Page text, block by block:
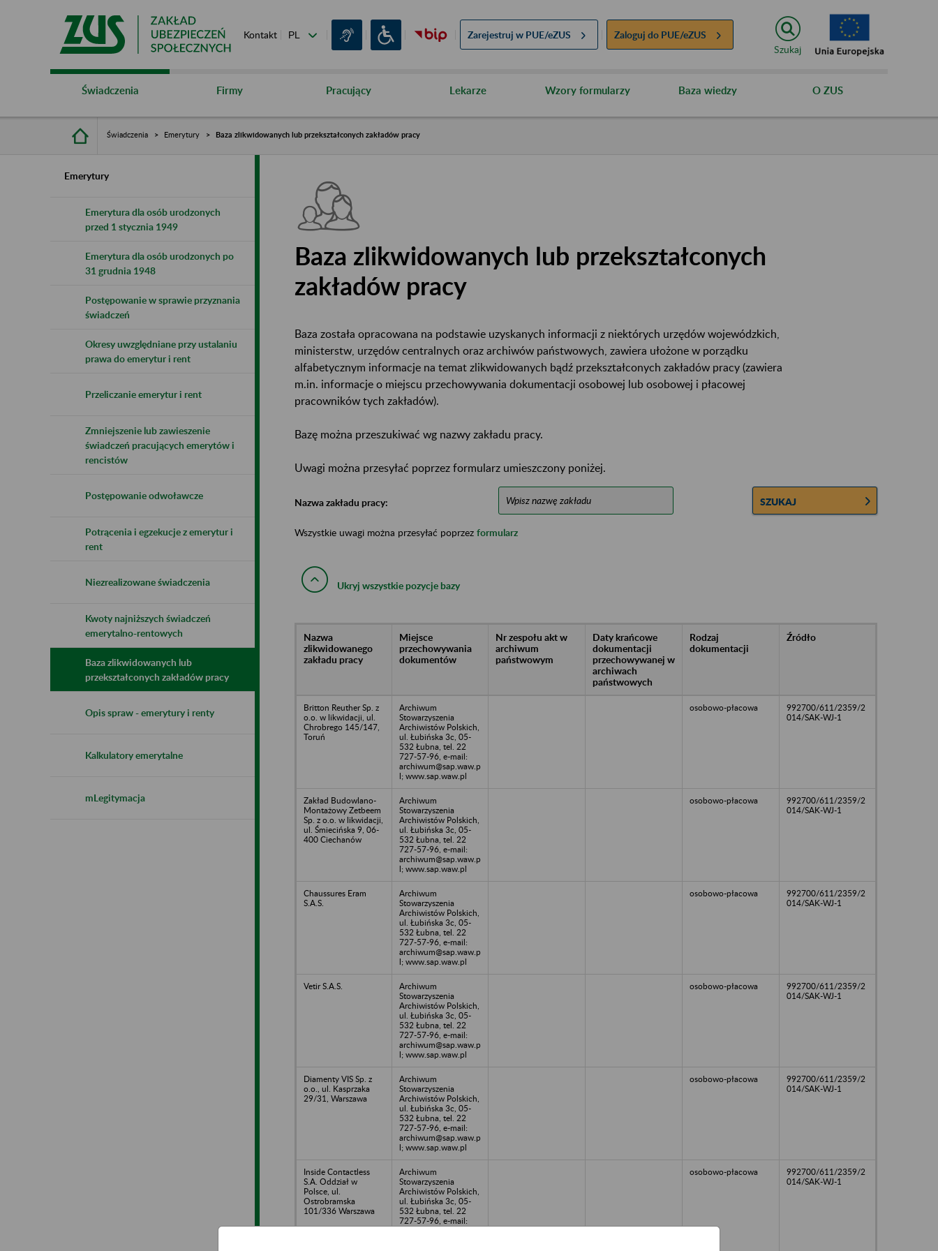
Kontakt Zarejestruj w PUE/eZUS Zaloguj do PUE/eZUS
Szukaj
Świadczenia Firmy Pracujący Lekarze Wzory formularzy Baza wiedzy O ZUS
Świadczenia Emerytury Baza zlikwidowanych lub przekształconych zakładów pracy
Emerytury
Emerytura dla osób urodzonych
przed 1 stycznia 1949
Emerytura dla osób urodzonych po
31 grudnia 1948
Postępowanie w sprawie przyznania
świadczeń
Okresy uwzględniane przy ustalaniu
prawa do emerytur i rent
Przeliczanie emerytur i rent
Zmniejszenie lub zawieszenie
świadczeń pracujących emerytów i
rencistów
Postępowanie odwoławcze
Potrącenia i egzekucje z emerytur i
rent
Niezrealizowane świadczenia
Kwoty najniższych świadczeń
emerytalno-rentowych
Baza zlikwidowanych lub
przekształconych zakładów pracy
Opis spraw - emerytury i renty
Kalkulatory emerytalne
mLegitymacja
Baza zlikwidowanych lub przekształconych
zakładów pracy
Baza została opracowana na podstawie uzyskanych informacji z niektórych urzędów wojewódzkich,
ministerstw, urzędów centralnych oraz archiwów państwowych, zawiera ułożone w porządku
alfabetycznym informacje na temat zlikwidowanych bądź przekształconych zakładów pracy (zawiera
m.in. informacje o miejscu przechowywania dokumentacji osobowej lub osobowej i płacowej
pracowników tych zakładów).
Bazę można przeszukiwać wg nazwy zakładu pracy.
Uwagi można przesyłać poprzez formularz umieszczony poniżej.
Nazwa zakładu pracy: SZUKAJ
Wszystkie uwagi można przesyłać poprzez formularz
Ukryj wszystkie pozycje bazy
Nazwa
zlikwidowanego
zakładu pracy
Miejsce
przechowywania
dokumentów
Nr zespołu akt w
archiwum
państwowym
Daty krańcowe
dokumentacji
przechowywanej w
archiwach
państwowych
Rodzaj
dokumentacji
Źródło
Britton Reuther Sp. z
o.o. w likwidacji, ul.
Chrobrego 145/147,
Toruń
Archiwum
Stowarzyszenia
Archiwistów Polskich,
ul. Łubińska 3c, 05-
532 Łubna, tel. 22
727-57-96, e-mail:
archiwum@sap.waw.p
l; www.sap.waw.pl
osobowo-płacowa
992700/611/2359/2
014/SAK-WJ-1
Zakład Budowlano-
Montażowy Zetbeem
Sp. z o.o. w likwidacji,
ul. Śmiecińska 9, 06-
400 Ciechanów
Archiwum
Stowarzyszenia
Archiwistów Polskich,
ul. Łubińska 3c, 05-
532 Łubna, tel. 22
727-57-96, e-mail:
archiwum@sap.waw.p
l; www.sap.waw.pl
osobowo-płacowa
992700/611/2359/2
014/SAK-WJ-1
Chaussures Eram
S.A.S.
Archiwum
Stowarzyszenia
Archiwistów Polskich,
ul. Łubińska 3c, 05-
532 Łubna, tel. 22
727-57-96, e-mail:
archiwum@sap.waw.p
l; www.sap.waw.pl
osobowo-płacowa
992700/611/2359/2
014/SAK-WJ-1
Vetir S.A.S.
Archiwum
Stowarzyszenia
Archiwistów Polskich,
ul. Łubińska 3c, 05-
532 Łubna, tel. 22
727-57-96, e-mail:
archiwum@sap.waw.p
l; www.sap.waw.pl
osobowo-płacowa
992700/611/2359/2
014/SAK-WJ-1
Diamenty VIS Sp. z
o.o., ul. Kasprzaka
29/31, Warszawa
Archiwum
Stowarzyszenia
Archiwistów Polskich,
ul. Łubińska 3c, 05-
532 Łubna, tel. 22
727-57-96, e-mail:
archiwum@sap.waw.p
l; www.sap.waw.pl
osobowo-płacowa
992700/611/2359/2
014/SAK-WJ-1
Inside Contactless
S.A. Oddział w
Polsce, ul.
Ostrobramska
101/336 Warszawa
Archiwum
Stowarzyszenia
Archiwistów Polskich,
ul. Łubińska 3c, 05-
532 Łubna, tel. 22
727-57-96, e-mail:
osobowo-płacowa
992700/611/2359/2
014/SAK-WJ-1